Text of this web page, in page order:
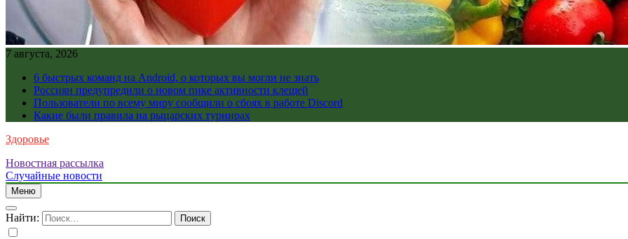
7 августа, 2026
6 быстрых команд на Android, о которых вы могли не знать
Россиян предупредили о новом пике активности клещей
Пользователи по всему миру сообщили о сбоях в работе Discord
Какие были правила на рыцарских турнирах
Здоровье
Новостная рассылка
Случайные новости
Меню
Найти: